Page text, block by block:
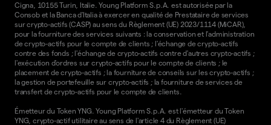
Cigna, 10155 Turin, Italie. Young Platform S.p.A. est autorisée par la
Consob et la Banca d'Italia à exercer en qualité de Prestataire de services
sur crypto-actifs (CASP) au sens du Règlement (UE) 2023/1114 (MiCAR),
pour la fourniture des services suivants : la conservation et l'administration
de crypto-actifs pour le compte de clients ; l'échange de crypto-actifs
contre des fonds ; l'échange de crypto-actifs contre d'autres crypto-actifs ;
l'exécution d'ordres sur crypto-actifs pour le compte de clients ; le
placement de crypto-actifs ; la fourniture de conseils sur les crypto-actifs ;
la gestion de portefeuille sur crypto-actifs ; la fourniture de services de
transfert de crypto-actifs pour le compte de clients.
Émetteur du Token YNG. Young Platform S.p.A. est l'émetteur du Token
YNG, crypto-actif utilitaire au sens de l'article 4 du Règlement (UE)